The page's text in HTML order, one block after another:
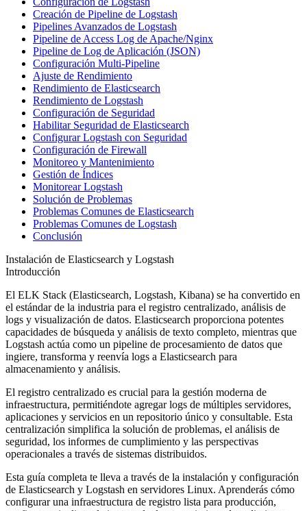
Creación de Pipeline de Logstash
Pipelines Avanzados de Logstash
Pipeline de Access Log de Apache/Nginx
Pipeline de Log de Aplicación (JSON)
Configuración Multi-Pipeline
Ajuste de Rendimiento
Rendimiento de Elasticsearch
Rendimiento de Logstash
Configuración de Seguridad
Habilitar Seguridad de Elasticsearch
Configurar Logstash con Seguridad
Configuración de Firewall
Monitoreo y Mantenimiento
Gestión de Índices
Monitorear Logstash
Solución de Problemas
Problemas Comunes de Elasticsearch
Problemas Comunes de Logstash
Conclusión
Instalación de Elasticsearch y Logstash
Introducción
El ELK Stack (Elasticsearch, Logstash, Kibana) se ha convertido en
el estándar de la industria para el registro centralizado, análisis de
logs y visualización de datos. Elasticsearch proporciona potentes
capacidades de búsqueda y análisis de texto completo, mientras que
Logstash actúa como un pipeline de procesamiento de datos que
ingiere, transforma y reenvía logs a Elasticsearch para
almacenamiento y análisis.
El registro centralizado es crucial para la gestión moderna de
infraestructura, permitiéndote agregar logs de múltiples servidores,
aplicaciones y servicios en un repositorio único y consultable. Esta
centralización simplifica la solución de problemas, el análisis de
seguridad, los informes de cumplimiento y las perspectivas
operacionales a través de sistemas distribuidos.
Esta guía completa te lleva a través de la instalación y configuración
de Elasticsearch y Logstash en servidores Linux. Aprenderás cómo
configurar una infraestructura de registro lista para producción,